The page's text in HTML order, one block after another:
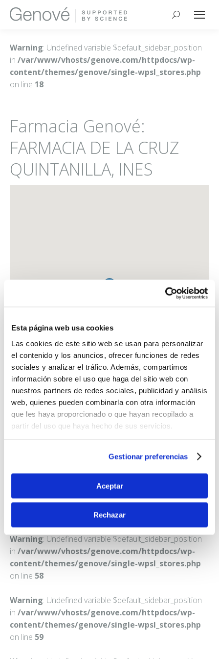
Esta página web usa cookies
Las cookies de este sitio web se usan para personalizar
el contenido y los anuncios, ofrecer funciones de redes
sociales y analizar el tráfico. Además, compartimos
información sobre el uso que haga del sitio web con
nuestros partners de redes sociales, publicidad y análisis
web, quienes pueden combinarla con otra información
que les haya proporcionado o que hayan recopilado a
partir del uso que haya hecho de sus servicios.
Gestionar preferencias
Aceptar
Rechazar
Buscar:
Warning: Undefined variable $default_sidebar_position
in /var/www/vhosts/genove.com/httpdocs/wp-
content/themes/genove/single-wpsl_stores.php
on line 18
Farmacia Genové:
FARMACIA DE LA CRUZ
QUINTANILLA, INES
FARMACIA DE LA CRUZ QUINTANILLA, INES
C. SAN ISIDRO, 50
Warning: Undefined variable $default_sidebar_position
in /var/www/vhosts/genove.com/httpdocs/wp-
content/themes/genove/single-wpsl_stores.php
on line 58
Warning: Undefined variable $default_sidebar_position
in /var/www/vhosts/genove.com/httpdocs/wp-
content/themes/genove/single-wpsl_stores.php
on line 59